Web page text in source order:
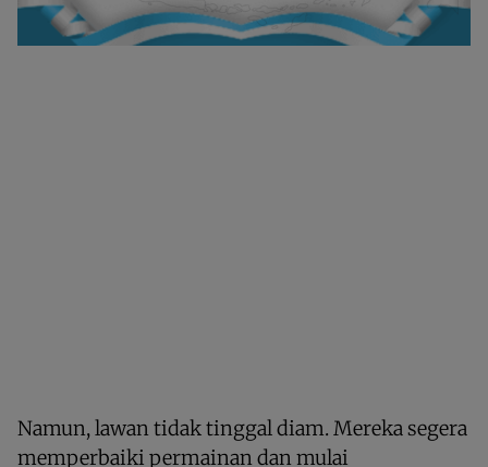
Namun, lawan tidak tinggal diam. Mereka segera
memperbaiki permainan dan mulai